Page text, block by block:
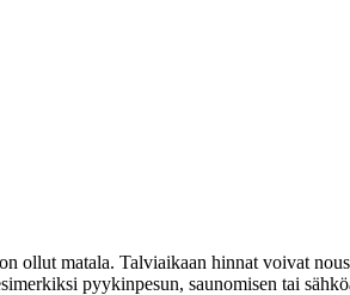
ollut matala. Talviaikaan hinnat voivat
pyykinpesun, saunomisen tai